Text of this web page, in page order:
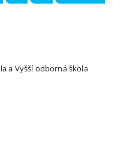
a Vyšší odborná škola